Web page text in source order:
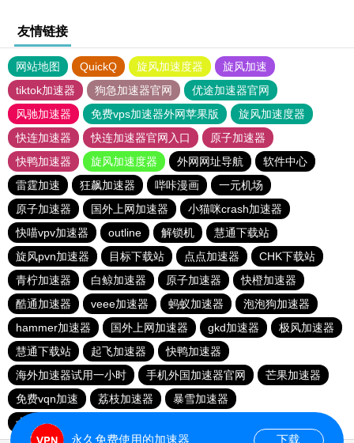
友情链接
网站地图 QuickQ 旋风加速度器
旋风加速
tiktok加速器
狗急加速器官网
优途加速器官网
风驰加速器
免费vps加速器外网苹果版
旋风加速度器
快连加速器
快连加速器官网入口
原子加速器
快鸭加速器
旋风加速度器 外网网址导航
软件中心
雷霆加速
狂飙加速器 哔咔漫画
一元机场
原子加速器
国外上网加速器
小猫咪crash加速器
快喵vpv加速器
outline 解锁机
慧通下载站
旋风pvn加速器
目标下载站 点点加速器
CHK下载站
青柠加速器
白鲸加速器 原子加速器
快橙加速器
酷通加速器
veee加速器 蚂蚁加速器
泡泡狗加速器
hammer加速器
国外上网加速器 gkd加速器
极风加速器
慧通下载站
起飞加速器
快鸭加速器
海外加速器试用一小时
手机外国加速器官网
芒果加速器
免费vqn加速
荔枝加速器
暴雪加速器
十大免费加速神器
永久免费使用的加速器 下载